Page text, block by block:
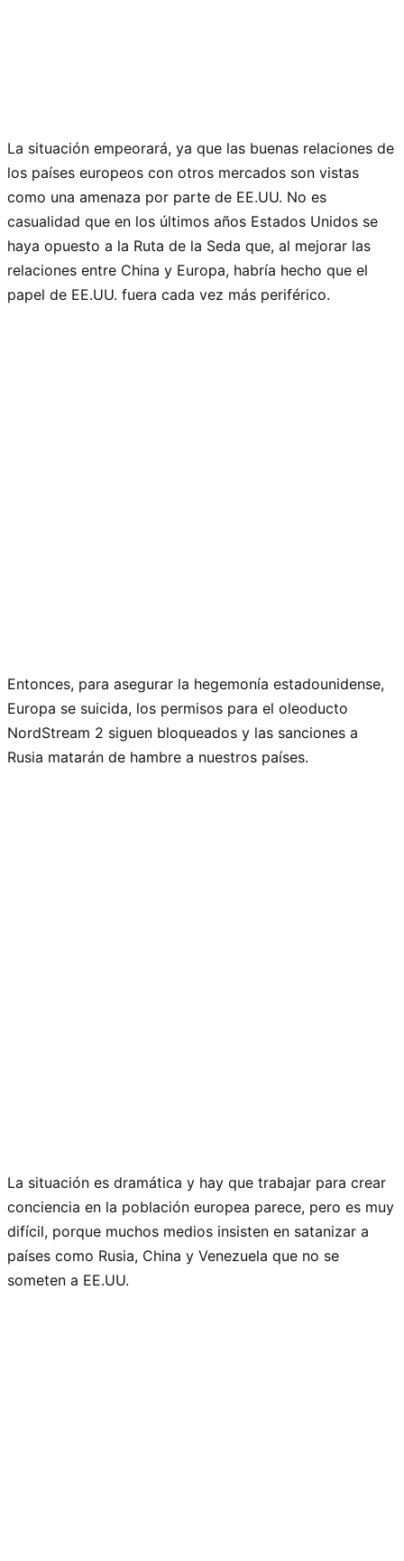
La situación empeorará, ya que las buenas relaciones de
los países europeos con otros mercados son vistas
como una amenaza por parte de EE.UU. No es
casualidad que en los últimos años Estados Unidos se
haya opuesto a la Ruta de la Seda que, al mejorar las
relaciones entre China y Europa, habría hecho que el
papel de EE.UU. fuera cada vez más periférico.
Entonces, para asegurar la hegemonía estadounidense,
Europa se suicida, los permisos para el oleoducto
NordStream 2 siguen bloqueados y las sanciones a
Rusia matarán de hambre a nuestros países.
La situación es dramática y hay que trabajar para crear
conciencia en la población europea parece, pero es muy
difícil, porque muchos medios insisten en satanizar a
países como Rusia, China y Venezuela que no se
someten a EE.UU.